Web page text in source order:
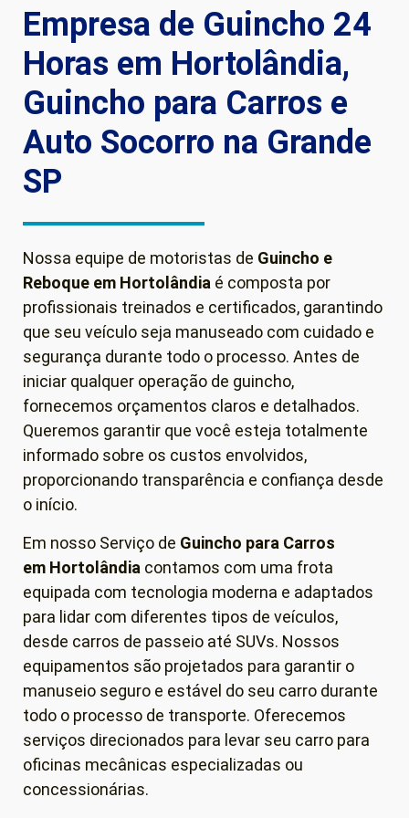
Empresa de Guincho 24
Horas em Hortolândia,
Guincho para Carros e
Auto Socorro na Grande
SP
Nossa equipe de motoristas de Guincho e
Reboque em Hortolândia é composta por
profissionais treinados e certificados, garantindo
que seu veículo seja manuseado com cuidado e
segurança durante todo o processo. Antes de
iniciar qualquer operação de guincho,
fornecemos orçamentos claros e detalhados.
Queremos garantir que você esteja totalmente
informado sobre os custos envolvidos,
proporcionando transparência e confiança desde
o início.
Em nosso Serviço de Guincho para Carros
em Hortolândia contamos com uma frota
equipada com tecnologia moderna e adaptados
para lidar com diferentes tipos de veículos,
desde carros de passeio até SUVs. Nossos
equipamentos são projetados para garantir o
manuseio seguro e estável do seu carro durante
todo o processo de transporte. Oferecemos
serviços direcionados para levar seu carro para
oficinas mecânicas especializadas ou
concessionárias.